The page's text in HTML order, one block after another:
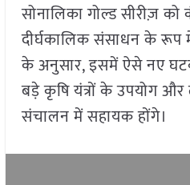
सोनालिका गोल्ड सीरीज़
दीर्घकालिक संसाधन के रूप
के अनुसार, इसमें ऐसे नए
बड़े कृषि यंत्रों के उपयोग
संचालन में सहायक होंगे।